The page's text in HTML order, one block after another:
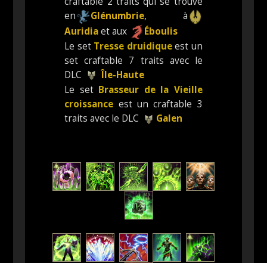
en
Glénumbrie, à
Auridiaet aux
Éboulis
Le set Tresse druidiqueest un
set craftable 7 traits avec le
DLC
Île-Haute
Le set Brasseur de la Vieille
croissance est un craftable 3
traits avec le DLC
Galen